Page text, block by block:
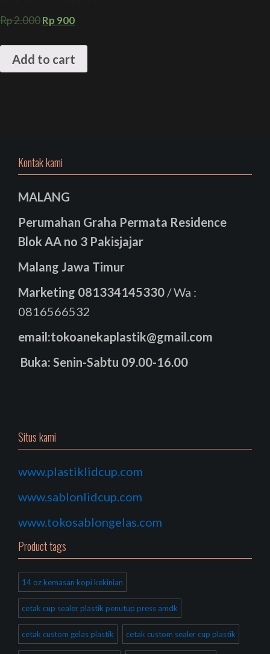
Rp2.000Rp 900
Add to cart
Kontak kami
MALANG
Perumahan Graha Permata Residence
Blok AA no 3 Pakisjajar
Malang Jawa Timur
Marketing 081334145330 / Wa :
0816566532
email:tokoanekaplastik@gmail.com
Buka: Senin-Sabtu 09.00-16.00
Situs kami
www.plastiklidcup.com
www.sablonlidcup.com
www.tokosablongelas.com
Product tags
14 oz kemasan kopi kekinian
cetak cup sealer plastik penutup press amdk
cetak custom gelas plastik cetak custom sealer cup plastik